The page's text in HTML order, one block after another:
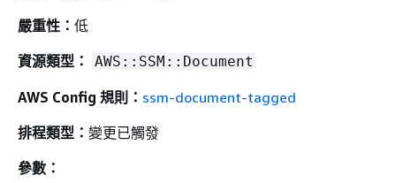
嚴重性： 低
資源類型：
AWS::SSM::Document
AWS Config 規則： ssm-document-tagged
排程類型： 變更已觸發
參數：